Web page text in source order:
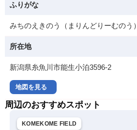
ふりがな
みちのえきのう（まりんどりーむのう）
所在地
新潟県糸魚川市能生小泊3596-2
地図を見る
周辺のおすすめスポット
KOMEKOME FIELD